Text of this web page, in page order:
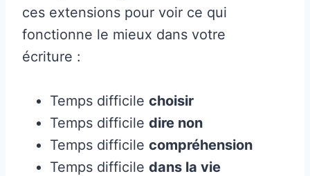
ces extensions pour voir ce qui
fonctionne le mieux dans votre
écriture :
Temps difficile choisir
Temps difficile dire non
Temps difficile compréhension
Temps difficile dans la vie